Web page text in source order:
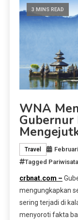
3 MINS READ
WNA
Gubernur
Travel
Tagged Pariwisata
crbnat.com –
mengungkapkan
sering terjadi di
menyoroti fakta